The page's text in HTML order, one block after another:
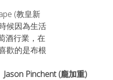
(教皇新
候因為生活
酒行業，在
歡的是布根
Jason Pinchent (龐加重)